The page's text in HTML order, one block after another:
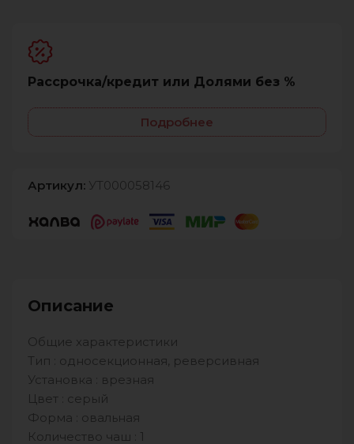
Рассрочка/кредит или Долями без %
Подробнее
Артикул: УТ000058146
Описание
Общие характеристики
Тип : односекционная, реверсивная
Установка : врезная
Цвет : серый
Форма : овальная
Количество чаш : 1